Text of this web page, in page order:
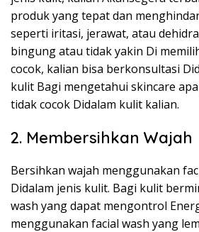
produk yang tepat dan
seperti iritasi, jerawat, atau
bingung atau tidak yakin Di
cocok, kalian bisa berkonsultasi
kulit Bagi mengetahui skincare
tidak cocok Didalam kulit kalian.
2. Membersihkan Wajah
Bersihkan wajah menggunakan
Didalam jenis kulit. Bagi kulit
wash yang dapat mengontrol
menggunakan facial wash yang